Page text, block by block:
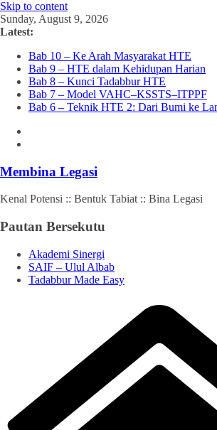
Skip to content
Sunday, August 9, 2026
Latest:
Bab 10 – Ke Arah Masyarakat HTE
Bab 9 – HTE dalam Kehidupan Harian
Bab 8 – Kunci Tadabbur HTE
Bab 7 – Model VAHC–KSSTS–ITPPF
Bab 6 – Teknik HTE 2: Dari Bumi ke
Membina Legasi
Kenal Potensi :: Bentuk Tabiat :: Bina Legasi
Pautan Bersekutu
Akademi Sinergi
SAIF – Ulul Albab
Tadabbur Made Easy